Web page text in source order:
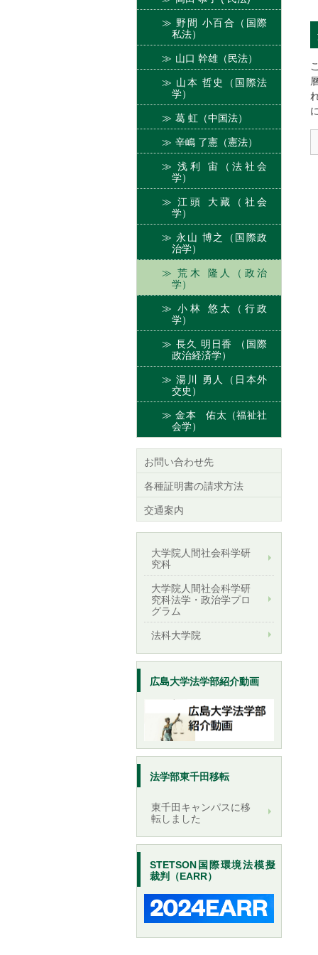
野間 小百合（国際
私法）
山口 幹雄（民法）
山本 哲史（国際法
学）
葛 虹（中国法）
辛嶋 了憲（憲法）
浅利 宙（法社会
学）
江頭 大藏（社会
学）
永山 博之（国際政
治学）
荒木 隆人（政治
学）
小林 悠太（行政
学）
長久 明日香 （国際
政治経済学）
湯川 勇人（日本外
交史）
金本 佑太（福祉社
会学）
お問い合わせ先
各種証明書の請求方法
交通案内
大学院人間社会科学研
究科
大学院人間社会科学研
究科法学・政治学プロ
グラム
法科大学院
広島大学法学部紹介動画
法学部東千田移転
東千田キャンパスに移
転しました
STETSON国際環境法模擬
裁判（EARR）